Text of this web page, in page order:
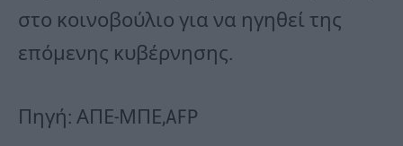
στο κοινοβούλιο για να ηγηθεί της
επόμενης κυβέρνησης.
Πηγή: ΑΠΕ-ΜΠΕ,AFP